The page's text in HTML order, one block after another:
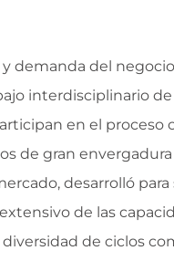
demanda del
interdisciplinario
en el proceso
de gran
desarrolló
de las
de ciclos